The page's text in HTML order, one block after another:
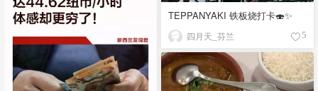
TEPPANYAKI 铁板烧打卡🍣✨
四月天_芬兰 5